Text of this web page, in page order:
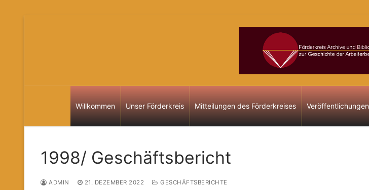
Willkommen Unser Förderkreis Mitteilungen des Förderkreises Veröffentlichungen
1998/ Geschäftsbericht
ADMIN 21. DEZEMBER 2022 GESCHÄFTSBERICHTE